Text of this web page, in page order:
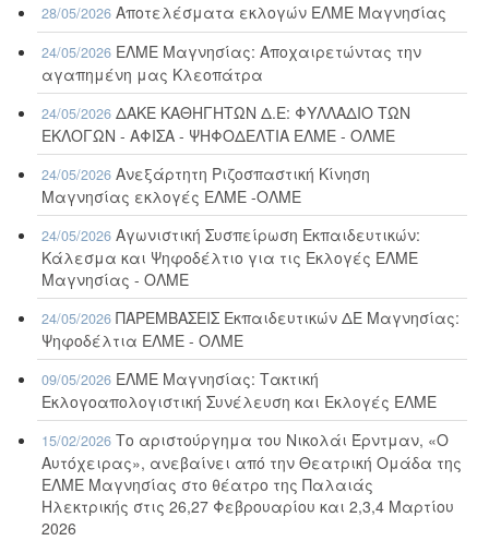
28/05/2026 Αποτελέσματα εκλογών ΕΛΜΕ Μαγνησίας
24/05/2026 ΕΛΜΕ Μαγνησίας: Αποχαιρετώντας την
αγαπημένη μας Κλεοπάτρα
24/05/2026 ΔΑΚΕ ΚΑΘΗΓΗΤΩΝ Δ.Ε: ΦΥΛΛΑΔΙΟ ΤΩΝ
ΕΚΛΟΓΩΝ - ΑΦΙΣΑ - ΨΗΦΟΔΕΛΤΙΑ ΕΛΜΕ - ΟΛΜΕ
24/05/2026 Ανεξάρτητη Ριζοσπαστική Κίνηση
Μαγνησίας εκλογές ΕΛΜΕ -ΟΛΜΕ
24/05/2026 Αγωνιστική Συσπείρωση Εκπαιδευτικών:
Κάλεσμα και Ψηφοδέλτιο για τις Εκλογές ΕΛΜΕ
Μαγνησίας - ΟΛΜΕ
24/05/2026 ΠΑΡΕΜΒΑΣΕΙΣ Εκπαιδευτικών ΔΕ Μαγνησίας:
Ψηφοδέλτια ΕΛΜΕ - ΟΛΜΕ
09/05/2026 ΕΛΜΕ Μαγνησίας: Τακτική
Εκλογοαπολογιστική Συνέλευση και Εκλογές ΕΛΜΕ
15/02/2026 Το αριστούργημα του Νικολάι Έρντμαν, «Ο
Αυτόχειρας», ανεβαίνει από την Θεατρική Ομάδα της
ΕΛΜΕ Μαγνησίας στο θέατρο της Παλαιάς
Ηλεκτρικής στις 26,27 Φεβρουαρίου και 2,3,4 Μαρτίου
2026